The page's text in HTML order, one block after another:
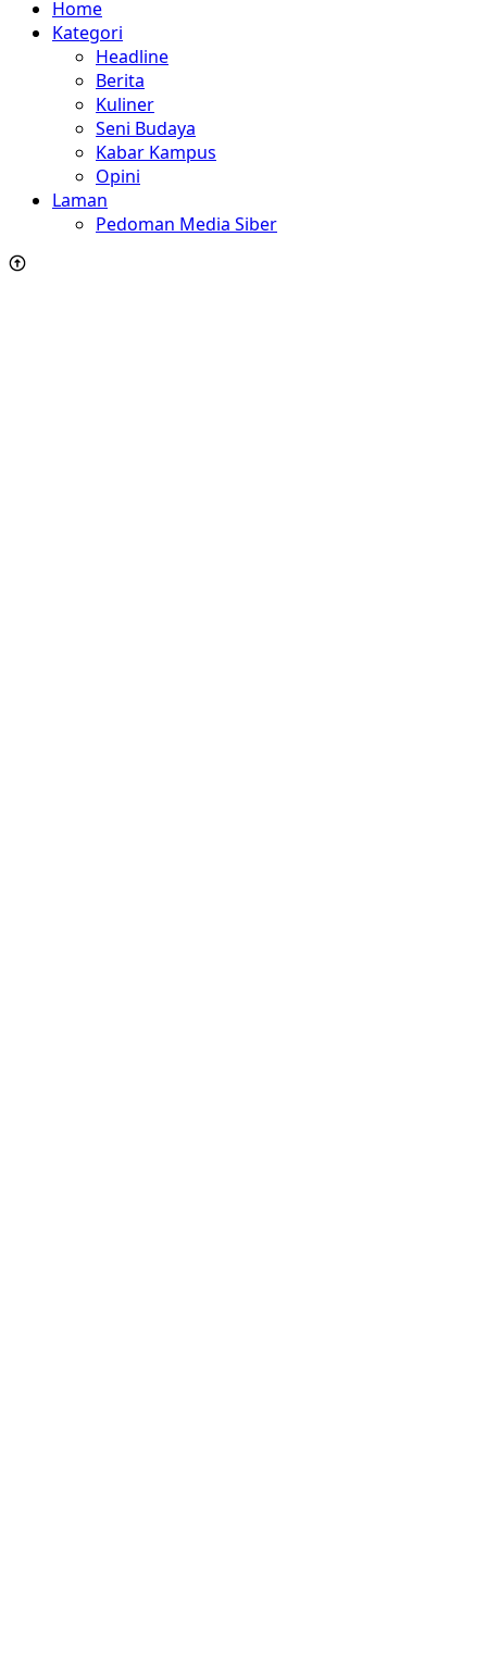
Home
Kategori
Headline
Berita
Kuliner
Seni Budaya
Kabar Kampus
Opini
Laman
Pedoman Media Siber